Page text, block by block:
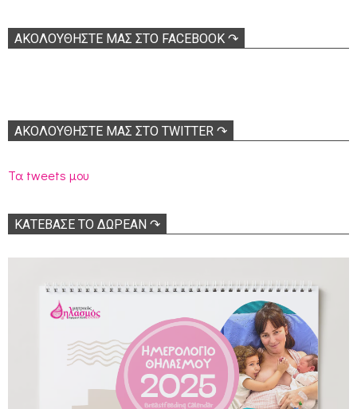
ΑΚΟΛOΥΘΉΣΤΕ ΜΑΣ ΣΤΟ FACEBOOK ↷
ΑΚΟΛΟΥΘΉΣΤΕ ΜΑΣ ΣΤΟ TWITTER ↷
Τα tweets μου
ΚΑΤΕΒΑΣΕ ΤΟ ΔΩΡΕΑΝ ↷